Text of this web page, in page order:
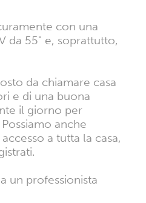
con una
da 55" e, soprattutto,
da chiamare casa
e di una buona
il giorno per
anche
a tutta la casa,
un professionista